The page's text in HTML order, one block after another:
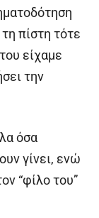
πίστη τότε
είχαμε
την
όσα
γίνει, ενώ
“φίλο του”